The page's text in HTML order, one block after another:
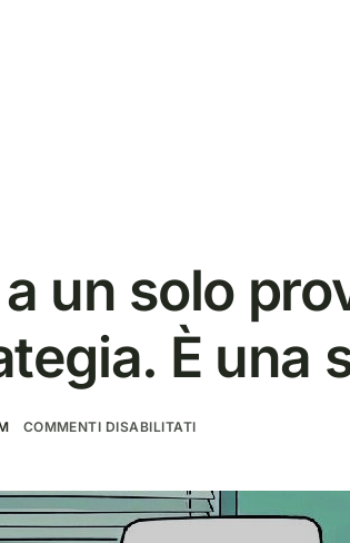
un solo
È una
COMMENTI DISABILITATI